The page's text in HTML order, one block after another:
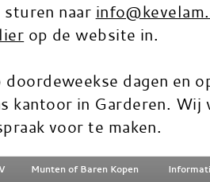
naar
op de website in.
doordeweekse dagen en
kantoor in Garderen. Wij
voor te maken.
Munten of Baren Kopen